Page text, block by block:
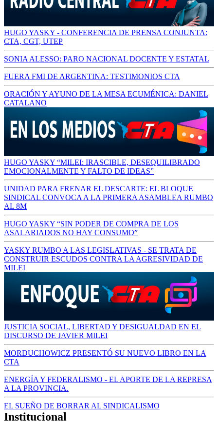
HUGO YASKY - CONFERENCIA DE PRENSA CONJUNTA:
CTA, CGT, UTEP
SONIA ALESSO: PARO NACIONAL DOCENTE Y ESTATAL
FUERA FMI DE ARGENTINA: TESTIMONIOS CTA
ORACIÓN Y AYUNO DE LA MESA ECUMÉNICA: DANIEL
CATALANO
HUGO YASKY “MILEI: IRASCIBLE, DESEQUILIBRADO
EMOCIONALMENTE Y FALTO DE IDEAS”
UNIDAD PARA FRENAR EL DESCARTE: EL BLOQUE
SINDICAL CONVOCA A LA PRIMERA ASAMBLEA RUMBO
AL 8M
HUGO YASKY “SIN PODER DE COMPRA DE LOS
ASALARIADOS NO HAY CONSUMO”
YASKY RUMBO A LAS LEGISLATIVAS - SE TRATA DE
CONSTRUIR ESCUDOS CONTRA LA AGRESIVIDAD DE
MILEI
JUSTICIA SOCIAL, LIBERTAD Y DESIGUALDAD EN EL
DISCURSO DE JAVIER MILEI
MORDUCHOWICZ PRESENTÓ SU NUEVO LIBRO EN LA
CTA
ENERGÍA Y FEDERALISMO - EL APORTE DE LA REPRESA
A LA PROVINCIA.
EL SUEÑO DE BORRAR AL SINDICALISMO
Institucional